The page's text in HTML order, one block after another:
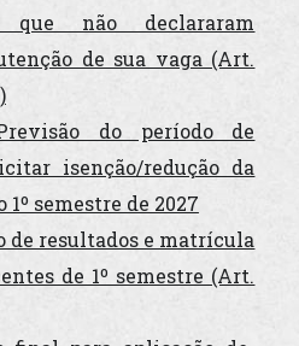
não declararam
de sua vaga (Art.
do período de
isenção/redução da
semestre de 2027
de resultados e matrícula
de 1º semestre (Art.